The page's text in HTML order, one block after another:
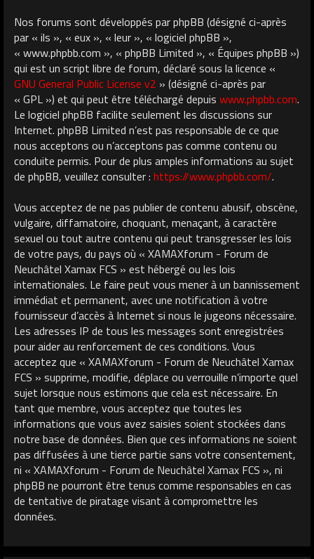
Nos forums sont développés par phpBB (désigné ci-après
par « ils », « eux », « leur », « logiciel phpBB »,
« www.phpbb.com », « phpBB Limited », « Équipes phpBB »)
qui est un script libre de forum, déclaré sous la licence «
GNU General Public License v2 » (désigné ci-après par
« GPL ») et qui peut être téléchargé depuis www.phpbb.com.
Le logiciel phpBB facilite seulement les discussions sur
Internet. phpBB Limited n’est pas responsable de ce que
nous acceptons ou n’acceptons pas comme contenu ou
conduite permis. Pour de plus amples informations au sujet
de phpBB, veuillez consulter : https://www.phpbb.com/.
Vous acceptez de ne pas publier de contenu abusif, obscène,
vulgaire, diffamatoire, choquant, menaçant, à caractère
sexuel ou tout autre contenu qui peut transgresser les lois
de votre pays, du pays où « XAMAXforum - Forum de
Neuchâtel Xamax FCS » est hébergé ou les lois
internationales. Le faire peut vous mener à un bannissement
immédiat et permanent, avec une notification à votre
fournisseur d’accès à Internet si nous le jugeons nécessaire.
Les adresses IP de tous les messages sont enregistrées
pour aider au renforcement de ces conditions. Vous
acceptez que « XAMAXforum - Forum de Neuchâtel Xamax
FCS » supprime, modifie, déplace ou verrouille n’importe quel
sujet lorsque nous estimons que cela est nécessaire. En
tant que membre, vous acceptez que toutes les
informations que vous avez saisies soient stockées dans
notre base de données. Bien que ces informations ne soient
pas diffusées à une tierce partie sans votre consentement,
ni « XAMAXforum - Forum de Neuchâtel Xamax FCS », ni
phpBB ne pourront être tenus comme responsables en cas
de tentative de piratage visant à compromettre les
données.